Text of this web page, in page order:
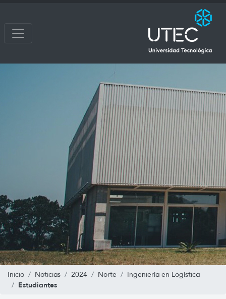
Inicio Noticias 2024 Norte Ingeniería en Logística
Estudiantes